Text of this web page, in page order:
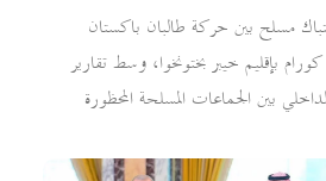
مسلح بين حركة طالبان باكستان
بإقليم خيبر بختونخوا، وسط تقارير
بين الجماعات المسلحة المحظورة